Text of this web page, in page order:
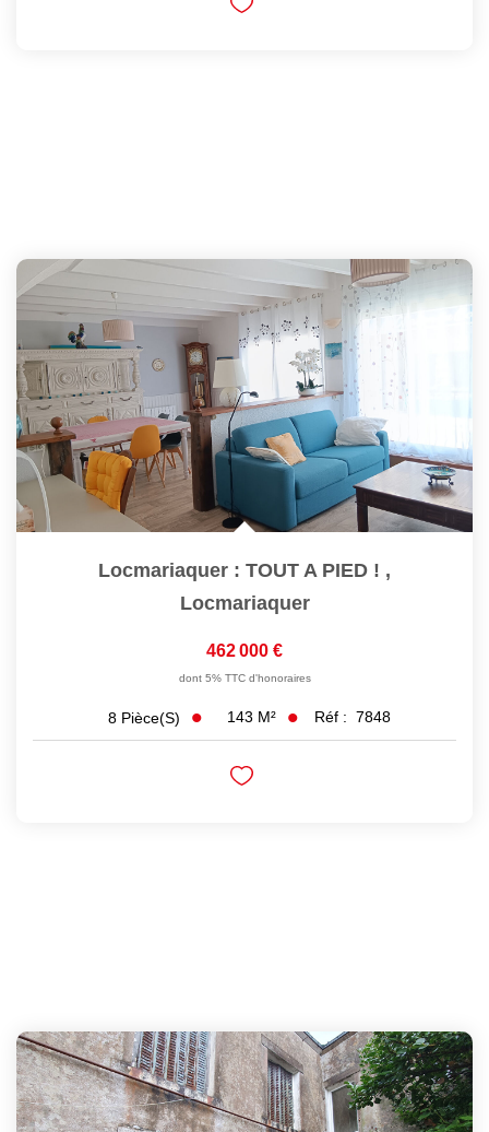
Locmariaquer : TOUT A PIED ! ,
Locmariaquer
462 000 €
dont 5% TTC d'honoraires
8 Pièce(s) 143 M² Réf : 7848